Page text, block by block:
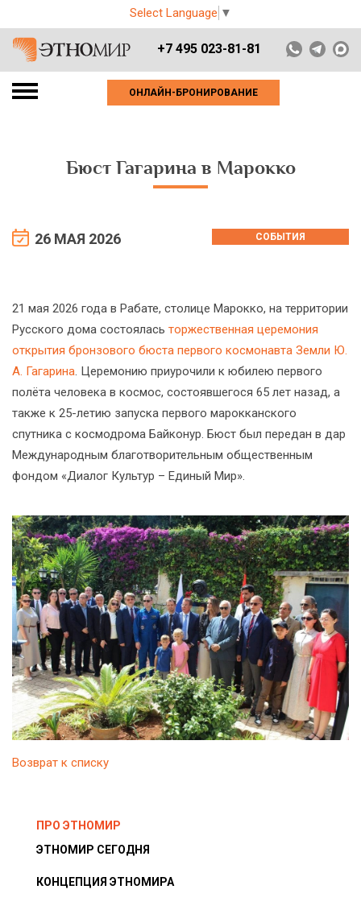
Select Language ▼
+7 495 023-81-81
ОНЛАЙН-БРОНИРОВАНИЕ
Бюст Гагарина в Марокко
26 МАЯ 2026 СОБЫТИЯ
21 мая 2026 года в Рабате, столице Марокко, на территории
Русского дома состоялась торжественная церемония
открытия бронзового бюста первого космонавта Земли Ю.
А. Гагарина. Церемонию приурочили к юбилею первого
полёта человека в космос, состоявшегося 65 лет назад, а
также к 25-летию запуска первого марокканского
спутника с космодрома Байконур. Бюст был передан в дар
Международным благотворительным общественным
фондом «Диалог Культур – Единый Мир».
Возврат к списку
ПРО ЭТНОМИР
ЭТНОМИР СЕГОДНЯ
КОНЦЕПЦИЯ ЭТНОМИРА